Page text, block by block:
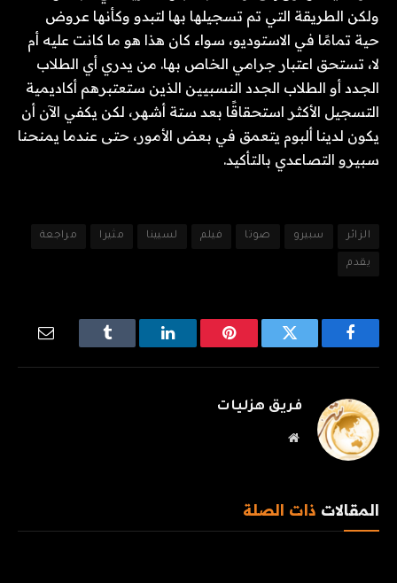
ولكن الطريقة التي تم تسجيلها بها لتبدو وكأنها عروض
حية تمامًا في الاستوديو، سواء كان هذا هو ما كانت عليه أم
لا، تستحق اعتبار جرامي الخاص بها. من يدري أي الطلاب
الجدد أو الطلاب الجدد النسبيين الذين ستعتبرهم أكاديمية
التسجيل الأكثر استحقاقًا بعد ستة أشهر، لكن يكفي الآن أن
يكون لدينا ألبوم يتعمق في بعض الأمور، حتى عندما يمنحنا
سبيرو التصاعدي بالتأكيد.
الزائر سبيرو صوتا فيلم لسيينا مثيرا مراجعة
يقدم
فيسبوك تويتر بينتيريستلينكدإن Tumblr
فريق هزليات
موقع
المقالات ذات الصلة